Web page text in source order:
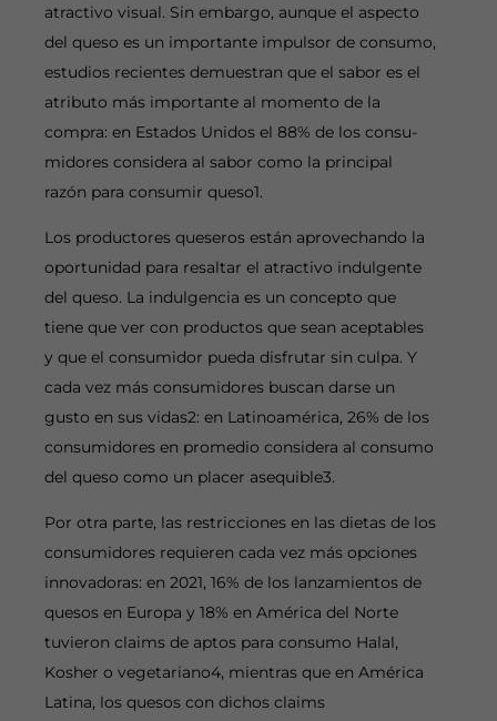
atractivo visual. Sin embargo, aunque el aspecto
del queso es un importante impulsor de consumo,
estudios recientes demuestran que el sabor es el
atributo más importante al momento de la
compra: en Estados Unidos el 88% de los consu-
midores considera al sabor como la principal
razón para consumir queso1.
Los productores queseros están aprovechando la
oportunidad para resaltar el atractivo indulgente
del queso. La indulgencia es un concepto que
tiene que ver con productos que sean aceptables
y que el consumidor pueda disfrutar sin culpa. Y
cada vez más consumidores buscan darse un
gusto en sus vidas2: en Latinoamérica, 26% de los
consumidores en promedio considera al consumo
del queso como un placer asequible3.
Por otra parte, las restricciones en las dietas de los
consumidores requieren cada vez más opciones
innovadoras: en 2021, 16% de los lanzamientos de
quesos en Europa y 18% en América del Norte
tuvieron claims de aptos para consumo Halal,
Kosher o vegetariano4, mientras que en América
Latina, los quesos con dichos claims